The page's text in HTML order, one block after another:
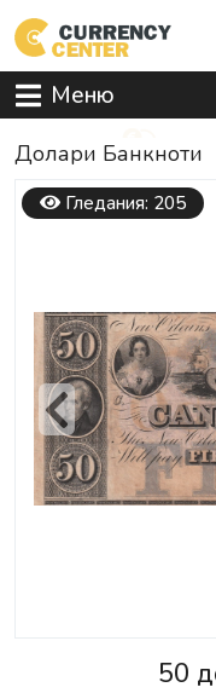
Меню
Долари Банкноти
Гледания: 205
Previous
50